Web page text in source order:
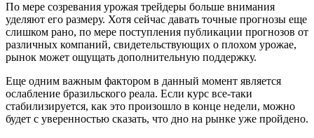
По мере созревания урожая трейдеры больше внимания
уделяют его размеру. Хотя сейчас давать точные прогнозы еще
слишком рано, по мере поступления публикации прогнозов от
различных компаний, свидетельствующих о плохом урожае,
рынок может ощущать дополнительную поддержку.
Еще одним важным фактором в данный момент является
ослабление бразильского реала. Если курс все-таки
стабилизируется, как это произошло в конце недели, можно
будет с уверенностью сказать, что дно на рынке уже пройдено.